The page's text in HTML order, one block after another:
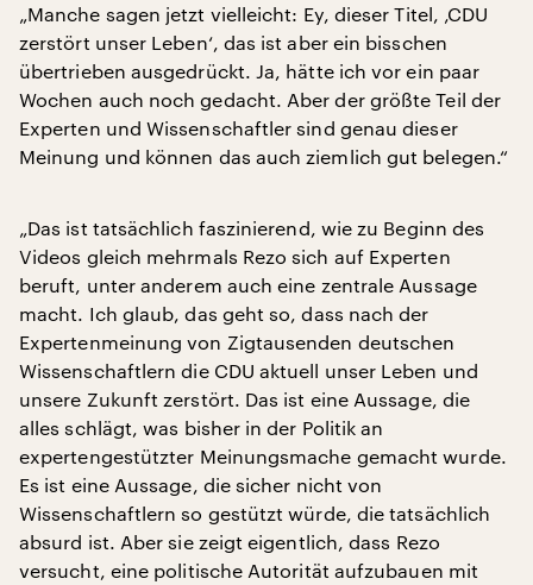
„Manche sagen jetzt vielleicht: Ey, dieser Titel, ‚CDU
zerstört unser Leben‘, das ist aber ein bisschen
übertrieben ausgedrückt. Ja, hätte ich vor ein paar
Wochen auch noch gedacht. Aber der größte Teil der
Experten und Wissenschaftler sind genau dieser
Meinung und können das auch ziemlich gut belegen.“
„Das ist tatsächlich faszinierend, wie zu Beginn des
Videos gleich mehrmals Rezo sich auf Experten
beruft, unter anderem auch eine zentrale Aussage
macht. Ich glaub, das geht so, dass nach der
Expertenmeinung von Zigtausenden deutschen
Wissenschaftlern die CDU aktuell unser Leben und
unsere Zukunft zerstört. Das ist eine Aussage, die
alles schlägt, was bisher in der Politik an
expertengestützter Meinungsmache gemacht wurde.
Es ist eine Aussage, die sicher nicht von
Wissenschaftlern so gestützt würde, die tatsächlich
absurd ist. Aber sie zeigt eigentlich, dass Rezo
versucht, eine politische Autorität aufzubauen mit